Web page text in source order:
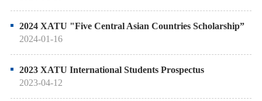
2024 XATU "Five Central Asian Countries Scholarship”
Prospectus
2024-01-16
2023 XATU International Students Prospectus
2023-04-12